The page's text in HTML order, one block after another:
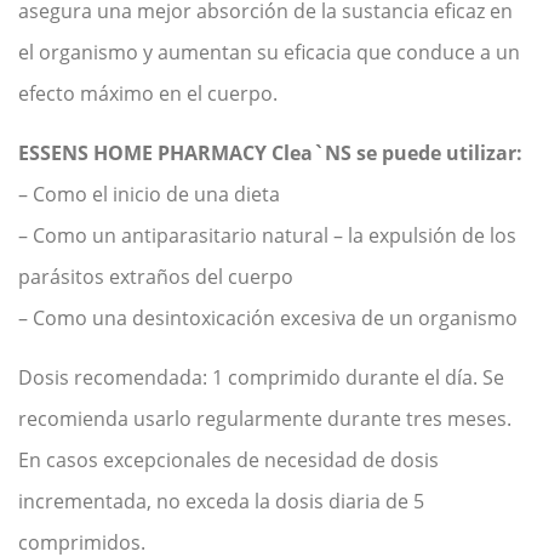
asegura una mejor absorción de la sustancia eficaz en
el organismo y aumentan su eficacia que conduce a un
efecto máximo en el cuerpo.
ESSENS HOME PHARMACY Clea`NS se puede utilizar:
– Como el inicio de una dieta
– Como un antiparasitario natural – la expulsión de los
parásitos extraños del cuerpo
– Como una desintoxicación excesiva de un organismo
Dosis recomendada: 1 comprimido durante el día. Se
recomienda usarlo regularmente durante tres meses.
En casos excepcionales de necesidad de dosis
incrementada, no exceda la dosis diaria de 5
comprimidos.